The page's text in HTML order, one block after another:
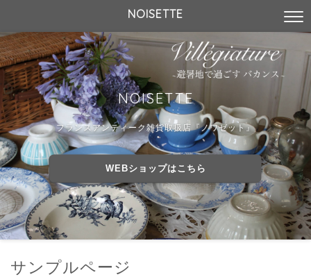
NOISETTE
NOISETTE
フランスアンティーク雑貨取扱店『ノワゼット』
WEBショップはこちら
サンプルページ